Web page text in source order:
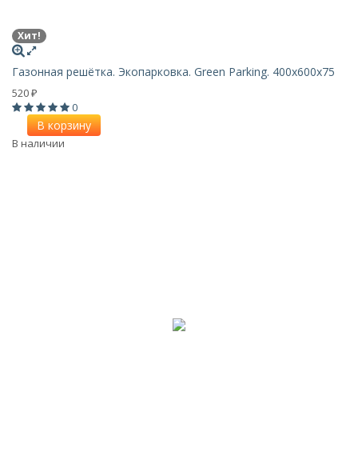
Хит!
Газонная решётка. Экопарковка. Green Parking. 400x600x75
520 ₽
0
В корзину
В наличии